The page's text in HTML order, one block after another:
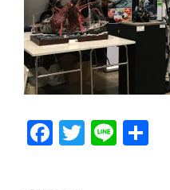
F
T
Li